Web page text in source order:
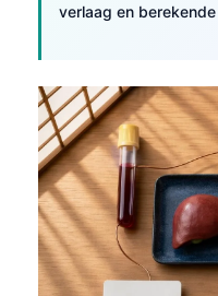
verlaag en